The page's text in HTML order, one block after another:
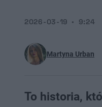
Martyna Urban
2026-03-19 9:24
To historia,